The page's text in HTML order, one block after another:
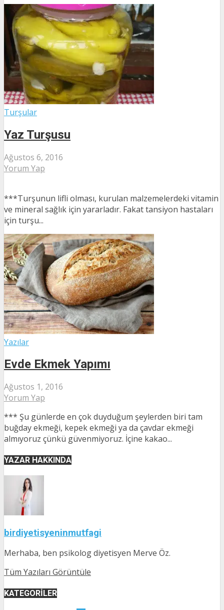
Turşular
Yaz Turşusu
Ağustos 6, 2016
Yorum Yap
***Turşunun lifli olması, kurulan malzemelerdeki vitamin
ve mineral sağlık için yararladır. Fakat tansiyon hastaları
için turşu...
Yazılar
Evde Ekmek Yapımı
Ağustos 1, 2016
Yorum Yap
*** Şu günlerde en çok duyduğum şeylerden biri tam
buğday ekmeği, kepek ekmeği ya da çavdar ekmeği
almıyoruz çünkü güvenmiyoruz. İçine kakao...
YAZAR HAKKINDA
birdiyetisyeninmutfagi
Merhaba, ben psikolog diyetisyen Merve Öz.
Tüm Yazıları Görüntüle
KATEGORILER